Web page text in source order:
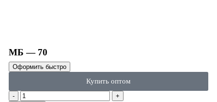
МБ — 70
Оформить быстро
Купить оптом